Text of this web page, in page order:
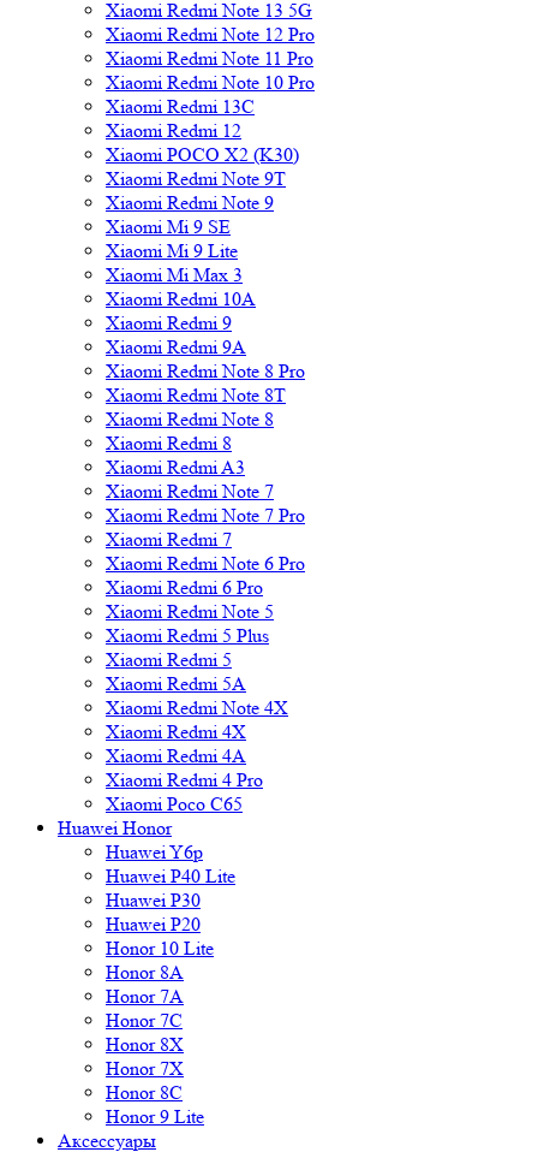
Xiaomi Redmi Note 13 5G
Xiaomi Redmi Note 12 Pro
Xiaomi Redmi Note 11 Pro
Xiaomi Redmi Note 10 Pro
Xiaomi Redmi 13C
Xiaomi Redmi 12
Xiaomi POCO X2 (K30)
Xiaomi Redmi Note 9T
Xiaomi Redmi Note 9
Xiaomi Mi 9 SE
Xiaomi Mi 9 Lite
Xiaomi Mi Max 3
Xiaomi Redmi 10A
Xiaomi Redmi 9
Xiaomi Redmi 9A
Xiaomi Redmi Note 8 Pro
Xiaomi Redmi Note 8T
Xiaomi Redmi Note 8
Xiaomi Redmi 8
Xiaomi Redmi A3
Xiaomi Redmi Note 7
Xiaomi Redmi Note 7 Pro
Xiaomi Redmi 7
Xiaomi Redmi Note 6 Pro
Xiaomi Redmi 6 Pro
Xiaomi Redmi Note 5
Xiaomi Redmi 5 Plus
Xiaomi Redmi 5
Xiaomi Redmi 5A
Xiaomi Redmi Note 4X
Xiaomi Redmi 4X
Xiaomi Redmi 4A
Xiaomi Redmi 4 Pro
Xiaomi Poco C65
Huawei Honor
Huawei Y6p
Huawei P40 Lite
Huawei P30
Huawei P20
Honor 10 Lite
Honor 8A
Honor 7A
Honor 7C
Honor 8X
Honor 7X
Honor 8C
Honor 9 Lite
Аксессуары